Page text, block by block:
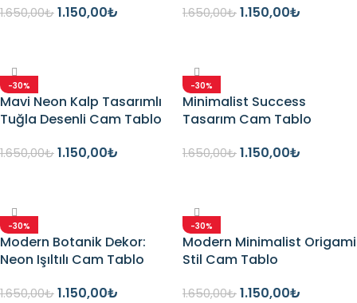
1.650,00₺ 1.150,00₺ 1.650,00₺ 1.150,00₺
-30%
Mavi Neon Kalp Tasarımlı
Tuğla Desenli Cam Tablo
1.650,00₺ 1.150,00₺
-30%
Minimalist Success
Tasarım Cam Tablo
1.650,00₺ 1.150,00₺
-30%
Modern Botanik Dekor:
Neon Işıltılı Cam Tablo
1.650,00₺ 1.150,00₺
-30%
Modern Minimalist Origami
Stil Cam Tablo
1.650,00₺ 1.150,00₺